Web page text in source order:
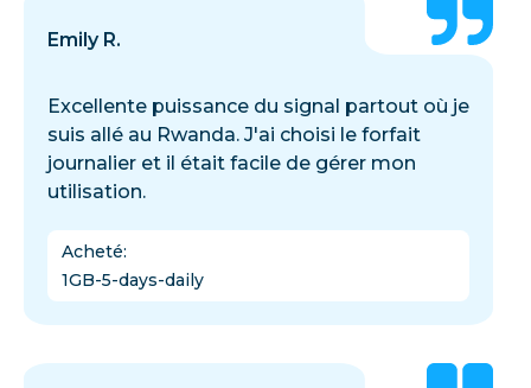
Emily R.
Excellente puissance du signal partout où je
suis allé au Rwanda. J'ai choisi le forfait
journalier et il était facile de gérer mon
utilisation.
Acheté:
1GB-5-days-daily